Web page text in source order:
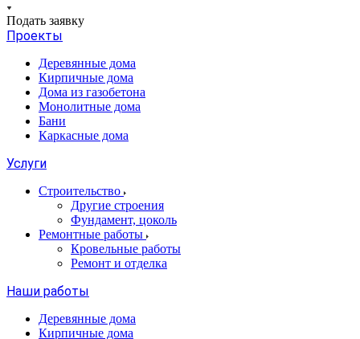
Подать заявку
Проекты
Деревянные дома
Кирпичные дома
Дома из газобетона
Монолитные дома
Бани
Каркасные дома
Услуги
Строительство
Другие строения
Фундамент, цоколь
Ремонтные работы
Кровельные работы
Ремонт и отделка
Наши работы
Деревянные дома
Кирпичные дома